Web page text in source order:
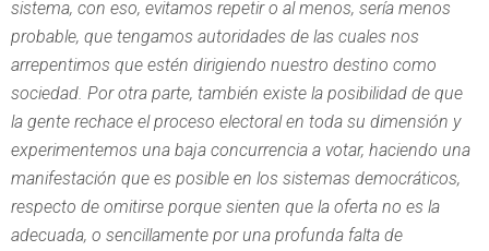
sistema, con eso, evitamos repetir o al menos, sería menos
probable, que tengamos autoridades de las cuales nos
arrepentimos que estén dirigiendo nuestro destino como
sociedad. Por otra parte, también existe la posibilidad de que
la gente rechace el proceso electoral en toda su dimensión y
experimentemos una baja concurrencia a votar, haciendo una
manifestación que es posible en los sistemas democráticos,
respecto de omitirse porque sienten que la oferta no es la
adecuada, o sencillamente por una profunda falta de